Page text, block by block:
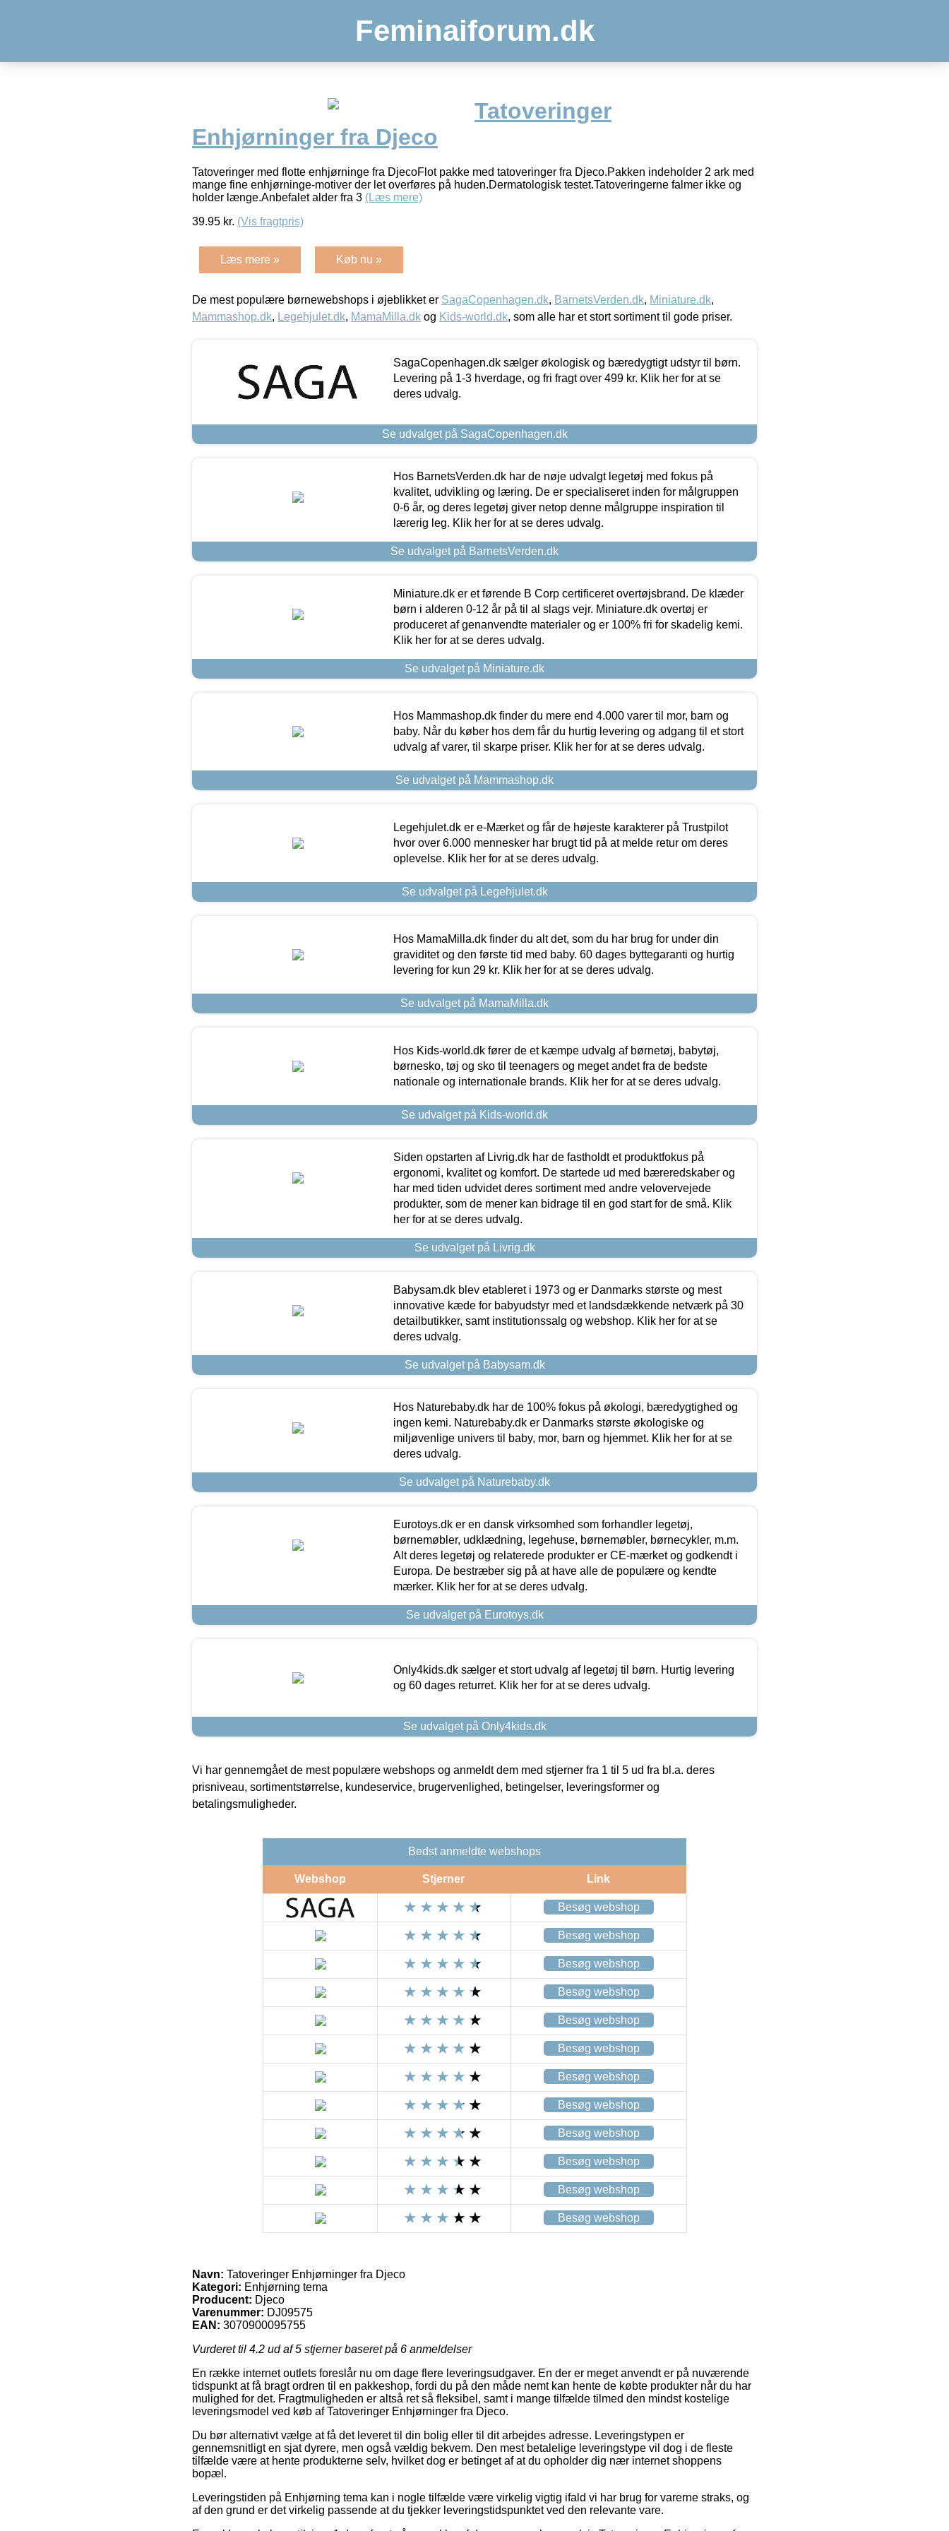
Feminaiforum.dk
Tatoveringer
Enhjørninger fra Djeco
Tatoveringer med flotte enhjørninge fra DjecoFlot pakke med tatoveringer fra Djeco.Pakken indeholder 2 ark med
mange fine enhjørninge-motiver der let overføres på huden.Dermatologisk testet.Tatoveringerne falmer ikke og
holder længe.Anbefalet alder fra 3 (Læs mere)
39.95 kr. (Vis fragtpris)
Læs mere » Køb nu »
De mest populære børnewebshops i øjeblikket er SagaCopenhagen.dk, BarnetsVerden.dk, Miniature.dk,
Mammashop.dk, Legehjulet.dk, MamaMilla.dk og Kids-world.dk, som alle har et stort sortiment til gode priser.
SagaCopenhagen.dk sælger økologisk og bæredygtigt udstyr til børn.
Levering på 1-3 hverdage, og fri fragt over 499 kr. Klik her for at se
deres udvalg.
Se udvalget på SagaCopenhagen.dk
Hos BarnetsVerden.dk har de nøje udvalgt legetøj med fokus på
kvalitet, udvikling og læring. De er specialiseret inden for målgruppen
0-6 år, og deres legetøj giver netop denne målgruppe inspiration til
lærerig leg. Klik her for at se deres udvalg.
Se udvalget på BarnetsVerden.dk
Miniature.dk er et førende B Corp certificeret overtøjsbrand. De klæder
børn i alderen 0-12 år på til al slags vejr. Miniature.dk overtøj er
produceret af genanvendte materialer og er 100% fri for skadelig kemi.
Klik her for at se deres udvalg.
Se udvalget på Miniature.dk
Hos Mammashop.dk finder du mere end 4.000 varer til mor, barn og
baby. Når du køber hos dem får du hurtig levering og adgang til et stort
udvalg af varer, til skarpe priser. Klik her for at se deres udvalg.
Se udvalget på Mammashop.dk
Legehjulet.dk er e-Mærket og får de højeste karakterer på Trustpilot
hvor over 6.000 mennesker har brugt tid på at melde retur om deres
oplevelse. Klik her for at se deres udvalg.
Se udvalget på Legehjulet.dk
Hos MamaMilla.dk finder du alt det, som du har brug for under din
graviditet og den første tid med baby. 60 dages byttegaranti og hurtig
levering for kun 29 kr. Klik her for at se deres udvalg.
Se udvalget på MamaMilla.dk
Hos Kids-world.dk fører de et kæmpe udvalg af børnetøj, babytøj,
børnesko, tøj og sko til teenagers og meget andet fra de bedste
nationale og internationale brands. Klik her for at se deres udvalg.
Se udvalget på Kids-world.dk
Siden opstarten af Livrig.dk har de fastholdt et produktfokus på
ergonomi, kvalitet og komfort. De startede ud med bæreredskaber og
har med tiden udvidet deres sortiment med andre velovervejede
produkter, som de mener kan bidrage til en god start for de små. Klik
her for at se deres udvalg.
Se udvalget på Livrig.dk
Babysam.dk blev etableret i 1973 og er Danmarks største og mest
innovative kæde for babyudstyr med et landsdækkende netværk på 30
detailbutikker, samt institutionssalg og webshop. Klik her for at se
deres udvalg.
Se udvalget på Babysam.dk
Hos Naturebaby.dk har de 100% fokus på økologi, bæredygtighed og
ingen kemi. Naturebaby.dk er Danmarks største økologiske og
miljøvenlige univers til baby, mor, barn og hjemmet. Klik her for at se
deres udvalg.
Se udvalget på Naturebaby.dk
Eurotoys.dk er en dansk virksomhed som forhandler legetøj,
børnemøbler, udklædning, legehuse, børnemøbler, børnecykler, m.m.
Alt deres legetøj og relaterede produkter er CE-mærket og godkendt i
Europa. De bestræber sig på at have alle de populære og kendte
mærker. Klik her for at se deres udvalg.
Se udvalget på Eurotoys.dk
Only4kids.dk sælger et stort udvalg af legetøj til børn. Hurtig levering
og 60 dages returret. Klik her for at se deres udvalg.
Se udvalget på Only4kids.dk
Vi har gennemgået de mest populære webshops og anmeldt dem med stjerner fra 1 til 5 ud fra bl.a. deres
prisniveau, sortimentstørrelse, kundeservice, brugervenlighed, betingelser, leveringsformer og
betalingsmuligheder.
Bedst anmeldte webshops
Webshop Stjerner Link
Besøg webshop
Besøg webshop
Besøg webshop
Besøg webshop
Besøg webshop
Besøg webshop
Besøg webshop
Besøg webshop
Besøg webshop
Besøg webshop
Besøg webshop
Besøg webshop
Navn: Tatoveringer Enhjørninger fra Djeco
Kategori: Enhjørning tema
Producent: Djeco
Varenummer: DJ09575
EAN: 3070900095755
Vurderet til 4.2 ud af 5 stjerner baseret på 6 anmeldelser
En række internet outlets foreslår nu om dage flere leveringsudgaver. En der er meget anvendt er på nuværende
tidspunkt at få bragt ordren til en pakkeshop, fordi du på den måde nemt kan hente de købte produkter når du har
mulighed for det. Fragtmuligheden er altså ret så fleksibel, samt i mange tilfælde tilmed den mindst kostelige
leveringsmodel ved køb af Tatoveringer Enhjørninger fra Djeco.
Du bør alternativt vælge at få det leveret til din bolig eller til dit arbejdes adresse. Leveringstypen er
gennemsnitligt en sjat dyrere, men også vældig bekvem. Den mest betalelige leveringstype vil dog i de fleste
tilfælde være at hente produkterne selv, hvilket dog er betinget af at du opholder dig nær internet shoppens
bopæl.
Leveringstiden på Enhjørning tema kan i nogle tilfælde være virkelig vigtig ifald vi har brug for varerne straks, og
af den grund er det virkelig passende at du tjekker leveringstidspunktet ved den relevante vare.